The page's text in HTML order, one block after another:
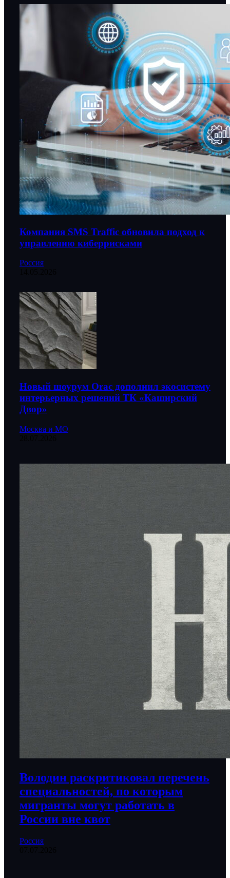
Компания SMS Traffic обновила подход к
управлению киберрисками
Россия
Новый шоурум Orac дополнил экосистему
интерьерных решений ТК «Каширский
Двор»
Москва и МО
Володин раскритиковал перечень
специальностей, по которым
мигранты могут работать в
России вне квот
Россия